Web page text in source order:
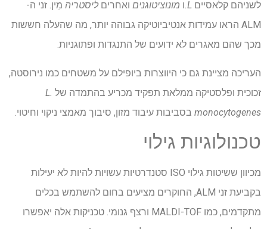
לשניהם קלאסיים L. ו מונוציטוגנים ואחריםליסטריה מִין. זני ה-
ALM הראו עמידות אנטיביוטיקה גבוהה יותר, מה שהעלה חששות
מכך שהם מאגרים לא ידועים של התנגדות ופתוגניות.
העריכה מציינת גם כי היווצרות ביופילם על משטחים כמו נירוסטה,
זכוכית ופלסטיקה ממלאת תפקיד מכריע בהתמדה של L.
monocytogenes בסביבות עיבוד מזון, סיבוך מאמצי ניקוי וחיטוי.
טכנולוגיות גילוי
מכיוון ששיטות גילוי ISO סטנדרטיות עשויות להיות לא יעילות
בקביעת זני ALM, החוקרים מציעים בחום להשתמש בכלים
מתקדמים, כמו MALDI-TOF ורצף גנומי. טכניקות אלה יאפשרו